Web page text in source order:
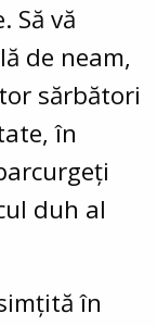
Să vă
de neam,
sărbători
în
duh al
în